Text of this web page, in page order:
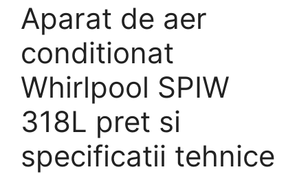
Aparat de aer
conditionat
Whirlpool SPIW
318L pret si
specificatii tehnice